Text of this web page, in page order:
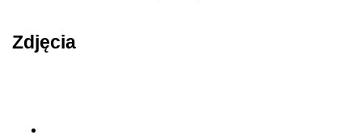
Zdjęcia